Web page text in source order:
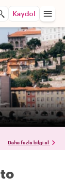
Kaydol
Daha fazla bilgi al